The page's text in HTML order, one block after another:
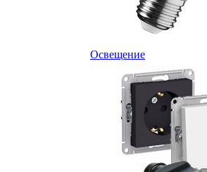
Освещение